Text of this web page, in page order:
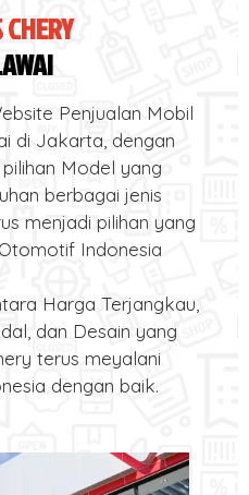
Penjualan Mobil
di Jakarta, dengan
Model yang
berbagai jenis
menjadi pilihan yang
Indonesia
Harga Terjangkau,
dan Desain yang
terus meyalani
dengan baik.